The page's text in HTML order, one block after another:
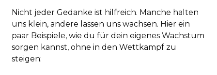
Nicht jeder Gedanke ist hilfreich. Manche halten
uns klein, andere lassen uns wachsen. Hier ein
paar Beispiele, wie du für dein eigenes Wachstum
sorgen kannst, ohne in den Wettkampf zu
steigen: